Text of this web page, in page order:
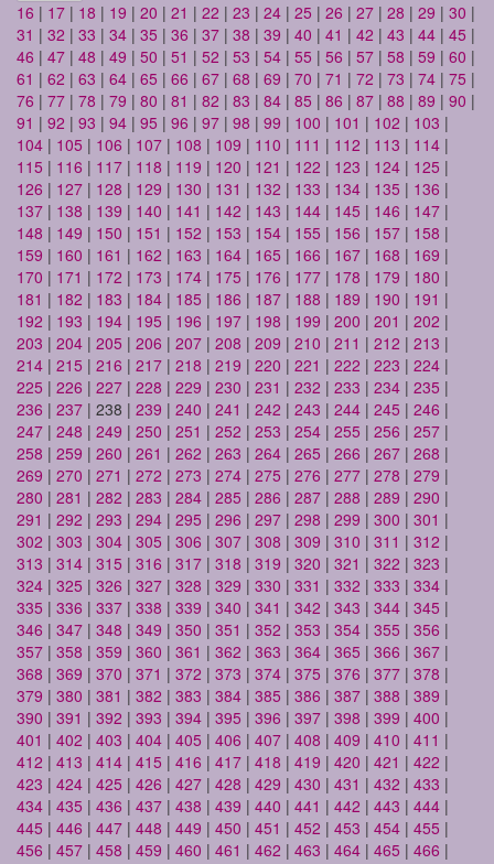
16 | 17 | 18 | 19 | 20 | 21 | 22 | 23 | 24 | 25 | 26 | 27 | 28 | 29 | 30 |
31 | 32 | 33 | 34 | 35 | 36 | 37 | 38 | 39 | 40 | 41 | 42 | 43 | 44 | 45 |
46 | 47 | 48 | 49 | 50 | 51 | 52 | 53 | 54 | 55 | 56 | 57 | 58 | 59 | 60 |
61 | 62 | 63 | 64 | 65 | 66 | 67 | 68 | 69 | 70 | 71 | 72 | 73 | 74 | 75 |
76 | 77 | 78 | 79 | 80 | 81 | 82 | 83 | 84 | 85 | 86 | 87 | 88 | 89 | 90 |
91 | 92 | 93 | 94 | 95 | 96 | 97 | 98 | 99 | 100 | 101 | 102 | 103 |
104 | 105 | 106 | 107 | 108 | 109 | 110 | 111 | 112 | 113 | 114 |
115 | 116 | 117 | 118 | 119 | 120 | 121 | 122 | 123 | 124 | 125 |
126 | 127 | 128 | 129 | 130 | 131 | 132 | 133 | 134 | 135 | 136 |
137 | 138 | 139 | 140 | 141 | 142 | 143 | 144 | 145 | 146 | 147 |
148 | 149 | 150 | 151 | 152 | 153 | 154 | 155 | 156 | 157 | 158 |
159 | 160 | 161 | 162 | 163 | 164 | 165 | 166 | 167 | 168 | 169 |
170 | 171 | 172 | 173 | 174 | 175 | 176 | 177 | 178 | 179 | 180 |
181 | 182 | 183 | 184 | 185 | 186 | 187 | 188 | 189 | 190 | 191 |
192 | 193 | 194 | 195 | 196 | 197 | 198 | 199 | 200 | 201 | 202 |
203 | 204 | 205 | 206 | 207 | 208 | 209 | 210 | 211 | 212 | 213 |
214 | 215 | 216 | 217 | 218 | 219 | 220 | 221 | 222 | 223 | 224 |
225 | 226 | 227 | 228 | 229 | 230 | 231 | 232 | 233 | 234 | 235 |
236 | 237 | 238 | 239 | 240 | 241 | 242 | 243 | 244 | 245 | 246 |
247 | 248 | 249 | 250 | 251 | 252 | 253 | 254 | 255 | 256 | 257 |
258 | 259 | 260 | 261 | 262 | 263 | 264 | 265 | 266 | 267 | 268 |
269 | 270 | 271 | 272 | 273 | 274 | 275 | 276 | 277 | 278 | 279 |
280 | 281 | 282 | 283 | 284 | 285 | 286 | 287 | 288 | 289 | 290 |
291 | 292 | 293 | 294 | 295 | 296 | 297 | 298 | 299 | 300 | 301 |
302 | 303 | 304 | 305 | 306 | 307 | 308 | 309 | 310 | 311 | 312 |
313 | 314 | 315 | 316 | 317 | 318 | 319 | 320 | 321 | 322 | 323 |
324 | 325 | 326 | 327 | 328 | 329 | 330 | 331 | 332 | 333 | 334 |
335 | 336 | 337 | 338 | 339 | 340 | 341 | 342 | 343 | 344 | 345 |
346 | 347 | 348 | 349 | 350 | 351 | 352 | 353 | 354 | 355 | 356 |
357 | 358 | 359 | 360 | 361 | 362 | 363 | 364 | 365 | 366 | 367 |
368 | 369 | 370 | 371 | 372 | 373 | 374 | 375 | 376 | 377 | 378 |
379 | 380 | 381 | 382 | 383 | 384 | 385 | 386 | 387 | 388 | 389 |
390 | 391 | 392 | 393 | 394 | 395 | 396 | 397 | 398 | 399 | 400 |
401 | 402 | 403 | 404 | 405 | 406 | 407 | 408 | 409 | 410 | 411 |
412 | 413 | 414 | 415 | 416 | 417 | 418 | 419 | 420 | 421 | 422 |
423 | 424 | 425 | 426 | 427 | 428 | 429 | 430 | 431 | 432 | 433 |
434 | 435 | 436 | 437 | 438 | 439 | 440 | 441 | 442 | 443 | 444 |
445 | 446 | 447 | 448 | 449 | 450 | 451 | 452 | 453 | 454 | 455 |
456 | 457 | 458 | 459 | 460 | 461 | 462 | 463 | 464 | 465 | 466 |